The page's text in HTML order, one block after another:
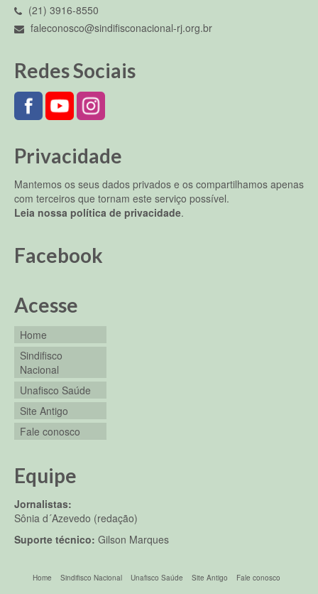
(21) 3916-8550
faleconosco@sindifisconacional-rj.org.br
Redes Sociais
Privacidade
Mantemos os seus dados privados e os compartilhamos apenas
com terceiros que tornam este serviço possível.
Leia nossa política de privacidade.
Facebook
Acesse
Home
Sindifisco
Nacional
Unafisco Saúde
Site Antigo
Fale conosco
Equipe
Jornalistas:
Sônia d´Azevedo (redação)
Suporte técnico: Gilson Marques
Home Sindifisco Nacional Unafisco Saúde Site Antigo
Fale conosco